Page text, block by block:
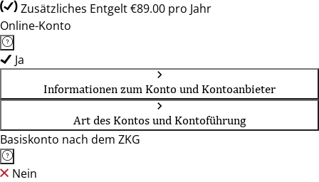
Zusätzliches Entgelt €89.00 pro Jahr
Online-Konto
Ja
Informationen zum Konto und Kontoanbieter
Art des Kontos und Kontoführung
Basiskonto nach dem ZKG
Nein